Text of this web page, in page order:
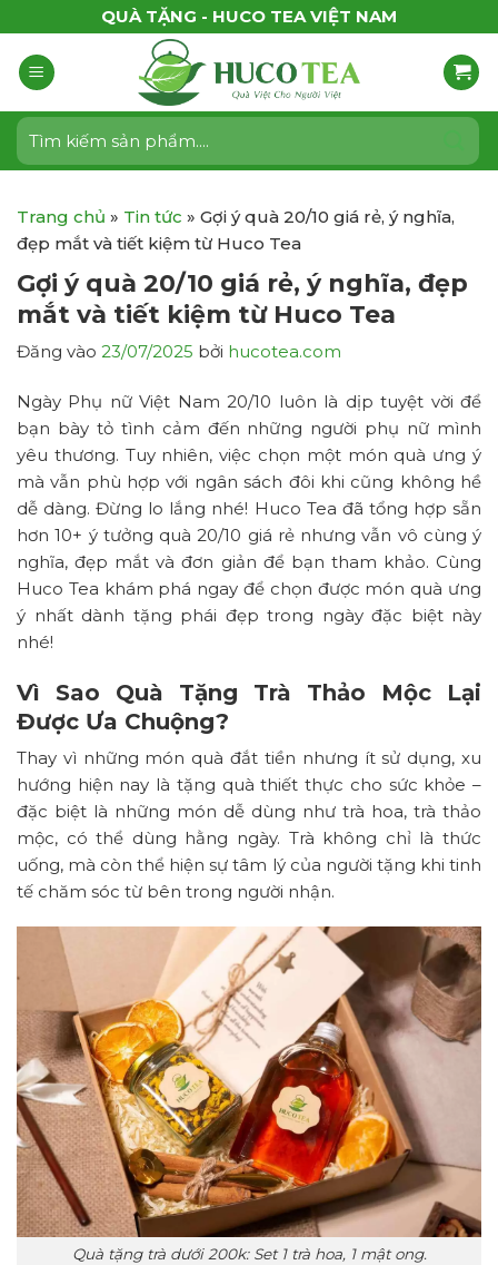
qua
nội
dung
QUÀ TẶNG - HUCO TEA VIỆT NAM
Tìm
kiếm:
Trang chủ » Tin tức » Gợi ý quà 20/10 giá rẻ, ý nghĩa,
đẹp mắt và tiết kiệm từ Huco Tea
Gợi ý quà 20/10 giá rẻ, ý nghĩa, đẹp
mắt và tiết kiệm từ Huco Tea
Đăng vào 23/07/2025 bởi hucotea.com
Ngày Phụ nữ Việt Nam 20/10 luôn là dịp tuyệt vời để
bạn bày tỏ tình cảm đến những người phụ nữ mình
yêu thương. Tuy nhiên, việc chọn một món quà ưng ý
mà vẫn phù hợp với ngân sách đôi khi cũng không hề
dễ dàng. Đừng lo lắng nhé! Huco Tea đã tổng hợp sẵn
hơn 10+ ý tưởng quà 20/10 giá rẻ nhưng vẫn vô cùng ý
nghĩa, đẹp mắt và đơn giản để bạn tham khảo. Cùng
Huco Tea khám phá ngay để chọn được món quà ưng
ý nhất dành tặng phái đẹp trong ngày đặc biệt này
nhé!
Vì Sao Quà Tặng Trà Thảo Mộc Lại
Được Ưa Chuộng?
Thay vì những món quà đắt tiền nhưng ít sử dụng, xu
hướng hiện nay là tặng quà thiết thực cho sức khỏe –
đặc biệt là những món dễ dùng như trà hoa, trà thảo
mộc, có thể dùng hằng ngày. Trà không chỉ là thức
uống, mà còn thể hiện sự tâm lý của người tặng khi tinh
tế chăm sóc từ bên trong người nhận.
Quà tặng trà dưới 200k: Set 1 trà hoa, 1 mật ong.